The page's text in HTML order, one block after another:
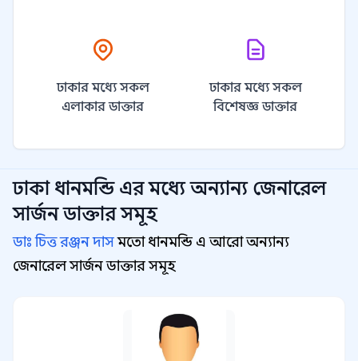
ঢাকার মধ্যে সকল
এলাকার ডাক্তার
ঢাকার মধ্যে সকল
বিশেষজ্ঞ ডাক্তার
ঢাকা ধানমন্ডি এর মধ্যে অন্যান্য জেনারেল
সার্জন ডাক্তার সমূহ
ডাঃ চিত্ত রঞ্জন দাসমতো ধানমন্ডি এ আরো অন্যান্য
জেনারেল সার্জন ডাক্তার সমূহ